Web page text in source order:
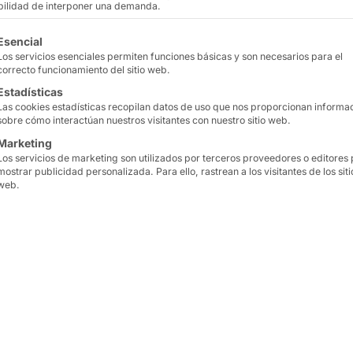
que simple ropa: crean una experiencia de
asesoramiento personalizado. Ya se trate
modernas o boutiques especializadas,
por las innovaciones digitales. Los espejos
que la experiencia de compra sea más
con estrategias omnicanal, en las que las
perfección, las tiendas de ropa se están
que atraen y entusiasman a los clientes
general del comercio minorista
de interponer una demanda.
se enumeran los grupos de servicios para los
servicios esenciales permiten funciones básicas y son necesarios para el
funcionamiento del sitio web.
cookies estadísticas recopilan datos de uso que nos proporcionan
cómo interactúan nuestros visitantes con nuestro sitio web.
servicios de marketing son utilizados por terceros proveedores o editores
publicidad personalizada. Para ello, rastrean a los visitantes de los